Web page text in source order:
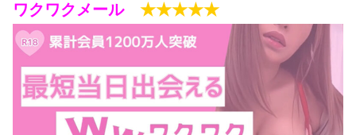
ワクワクメール ★★★★★